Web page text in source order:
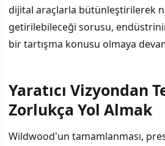
dijital araçlarla bütünleştirilerek
getirilebileceği sorusu,
bir tartışma konusu olmaya
Yaratıcı Vizyondan
Zorlukça Yol Almak
Wildwood'un tamamlanması,